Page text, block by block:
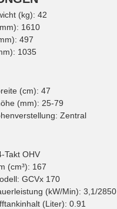
(kg): 42
1610
497
1035
(cm): 47
(mm): 25-79
Zentral
Takt OHV
(cm³): 167
GCVx 170
(kW/Min): 3,1/2850
(Liter): 0.91